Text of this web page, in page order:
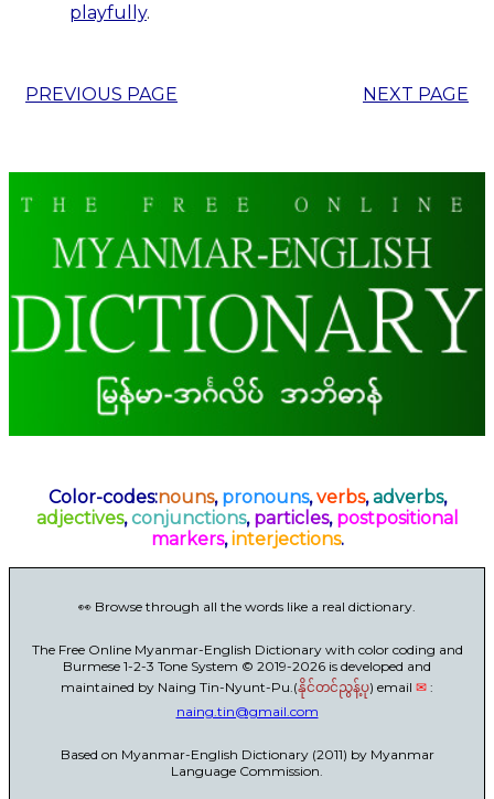
playfully.
PREVIOUS PAGE NEXT PAGE
Color-codes:nouns, pronouns,verbs,adverbs,
adjectives,conjunctions, particles, postpositional
markers,interjections.
👀 Browse through all the words like a real dictionary.
The Free Online Myanmar-English Dictionary with color coding and
Burmese 1-2-3 Tone System © 2019-2026 is developed and
maintained by Naing Tin-Nyunt-Pu.(နိုင်တင်ညွန့်ပု) email ✉ :
naing.tin@gmail.com
Based on Myanmar-English Dictionary (2011) by Myanmar
Language Commission.